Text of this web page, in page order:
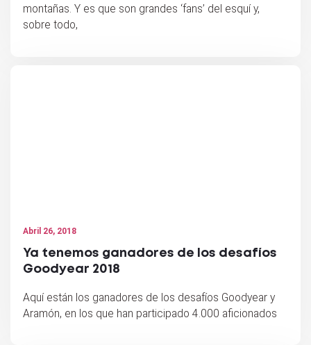
montañas. Y es que son grandes ‘fans’ del esquí y,
sobre todo,
Abril 26, 2018
Ya tenemos ganadores de los desafíos
Goodyear 2018
Aquí están los ganadores de los desafíos Goodyear y
Aramón, en los que han participado 4.000 aficionados